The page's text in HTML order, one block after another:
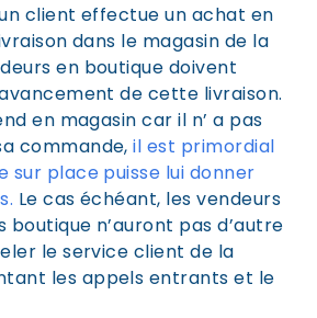
client effectue un achat en
dans le magasin de la
en boutique doivent
de cette livraison.
en magasin car il n’ a pas
commande,il est primordial
sur place puisse lui donner
. Le cas échéant, les vendeurs
boutique n’auront pas d’autre
le service client de la
les appels entrants et le